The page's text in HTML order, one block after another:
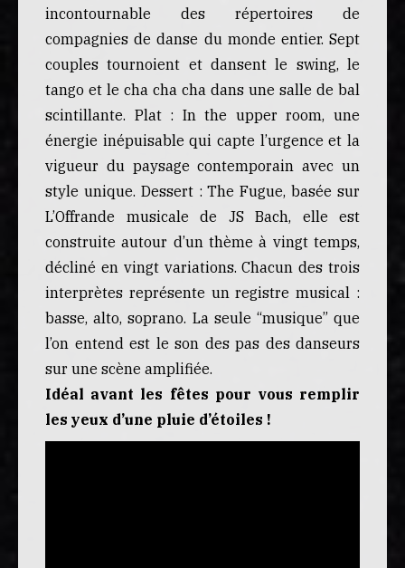
incontournable des répertoires de
compagnies de danse du monde entier. Sept
couples tournoient et dansent le swing, le
tango et le cha cha cha dans une salle de bal
scintillante. Plat : In the upper room, une
énergie inépuisable qui capte l’urgence et la
vigueur du paysage contemporain avec un
style unique. Dessert : The Fugue, basée sur
L’Offrande musicale de JS Bach, elle est
construite autour d’un thème à vingt temps,
décliné en vingt variations. Chacun des trois
interprètes représente un registre musical :
basse, alto, soprano. La seule “musique” que
l’on entend est le son des pas des danseurs
sur une scène amplifiée.
Idéal avant les fêtes pour vous remplir
les yeux d’une pluie d’étoiles !